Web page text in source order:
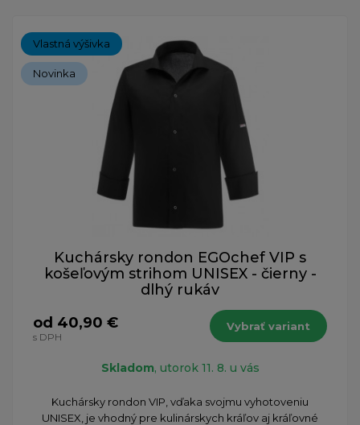
Vlastná výšivka
Novinka
Kuchársky rondon EGOchef VIP s
košeľovým strihom UNISEX - čierny -
dlhý rukáv
od 40,90 €
s DPH
Vybrať variant
Skladom, utorok 11. 8. u vás
​Kuchársky rondon VIP, vďaka svojmu vyhotoveniu
UNISEX, je vhodný pre kulinárskych kráľov aj kráľovné